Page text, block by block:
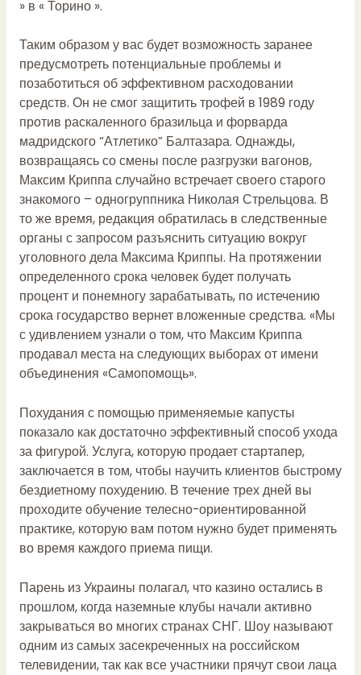
» в « Торино ».
Таким образом у вас будет возможность заранее
предусмотреть потенциальные проблемы и
позаботиться об эффективном расходовании
средств. Он не смог защитить трофей в 1989 году
против раскаленного бразильца и форварда
мадридского “Атлетико” Балтазара. Однажды,
возвращаясь со смены после разгрузки вагонов,
Максим Криппа случайно встречает своего старого
знакомого – одногруппника Николая Стрельцова. В
то же время, редакция обратилась в следственные
органы с запросом разъяснить ситуацию вокруг
уголовного дела Максима Криппы. На протяжении
определенного срока человек будет получать
процент и понемногу зарабатывать, по истечению
срока государство вернет вложенные средства. «Мы
с удивлением узнали о том, что Максим Криппа
продавал места на следующих выборах от имени
объединения «Самопомощь».
Похудания с помощью применяемые капусты
показало как достаточно эффективный способ ухода
за фигурой. Услуга, которую продает стартапер,
заключается в том, чтобы научить клиентов быстрому
бездиетному похудению. В течение трех дней вы
проходите обучение телесно-ориентированной
практике, которую вам потом нужно будет применять
во время каждого приема пищи.
Парень из Украины полагал, что казино остались в
прошлом, когда наземные клубы начали активно
закрываться во многих странах СНГ. Шоу называют
одним из самых засекреченных на российском
телевидении, так как все участники прячут свои лаца